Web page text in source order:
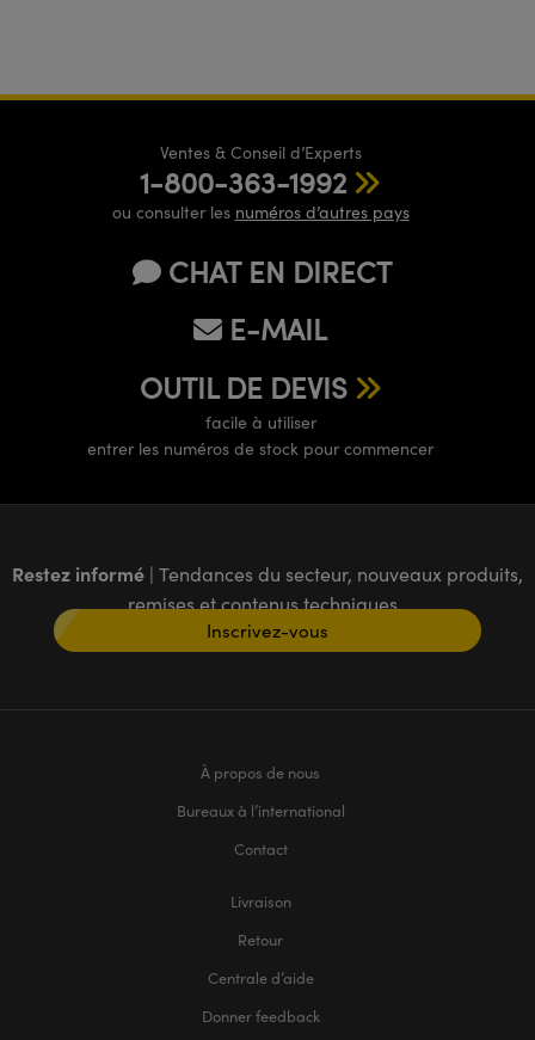
Ventes & Conseil d’Experts
1-800-363-1992
ou consulter les numéros d’autres pays
CHAT EN DIRECT
E-MAIL
OUTIL DE DEVIS
facile à utiliser
entrer les numéros de stock pour commencer
Restez informé | Tendances du secteur, nouveaux produits,
remises et contenus techniques
Inscrivez-vous
À propos de nous
Bureaux à l’international
Contact
Livraison
Retour
Centrale d’aide
Donner feedback